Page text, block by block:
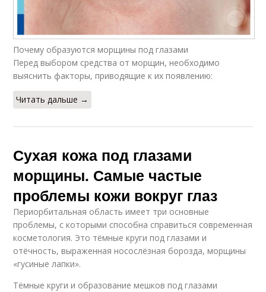
Почему образуются морщины под глазами
Перед выбором средства от морщин, необходимо
выяснить факторы, приводящие к их появлению:
Читать дальше →
Сухая кожа под глазами
морщины. Самые частые
проблемы кожи вокруг глаз
Периорбитальная область имеет три основные
проблемы, с которыми способна справиться современная
косметология. Это тёмные круги под глазами и
отёчность, выраженная носослёзная борозда, морщины
«гусиные лапки».
Тёмные круги и образование мешков под глазами